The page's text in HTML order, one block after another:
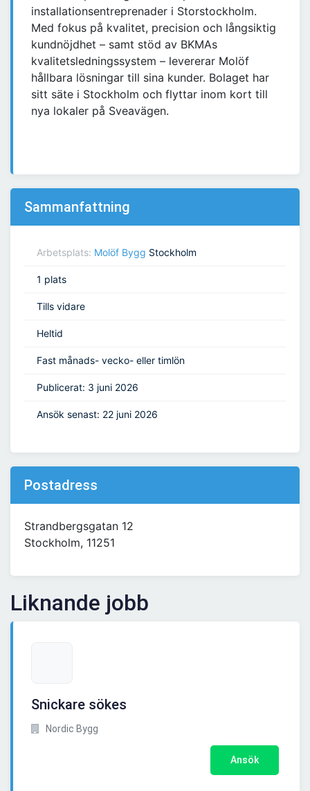
installationsentreprenader i Storstockholm.
Med fokus på kvalitet, precision och långsiktig
kundnöjdhet – samt stöd av BKMAs
kvalitetsledningssystem – levererar Molöf
hållbara lösningar till sina kunder. Bolaget har
sitt säte i Stockholm och flyttar inom kort till
nya lokaler på Sveavägen.
Sammanfattning
Arbetsplats: Molöf Bygg Stockholm
1 plats
Tills vidare
Heltid
Fast månads- vecko- eller timlön
Publicerat: 3 juni 2026
Ansök senast: 22 juni 2026
Postadress
Strandbergsgatan 12
Stockholm, 11251
Liknande jobb
Snickare sökes
Nordic Bygg
Ansök